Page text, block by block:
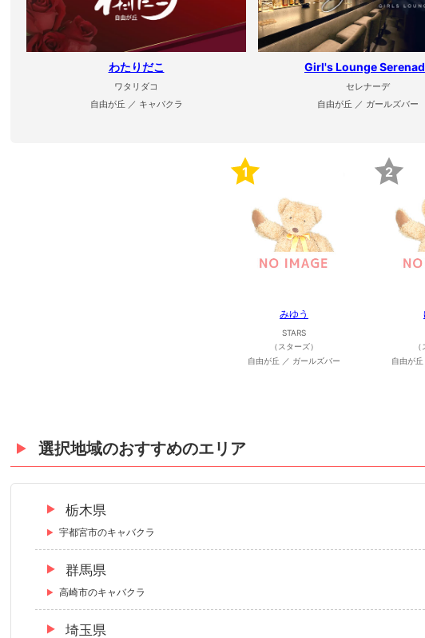
わたりだこ
ワタリダコ
自由が丘 ／ キャバクラ
Girl's Lounge
セレナーデ
自由が丘 ／ ガールズバー
1
みゆう
STARS
（スターズ）
自由が丘 ／ ガールズバー
2
自由が
選択地域のおすすめのエリア
栃木県
宇都宮市のキャバクラ
群馬県
高崎市のキャバクラ
埼玉県